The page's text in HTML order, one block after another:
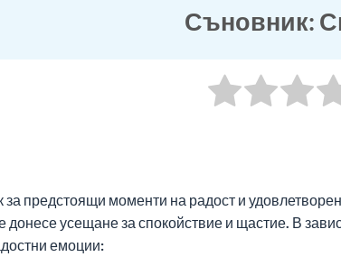
Съновник:
за предстоящи моменти на радост и
донесе усещане за спокойствие и щастие. В
емоции: